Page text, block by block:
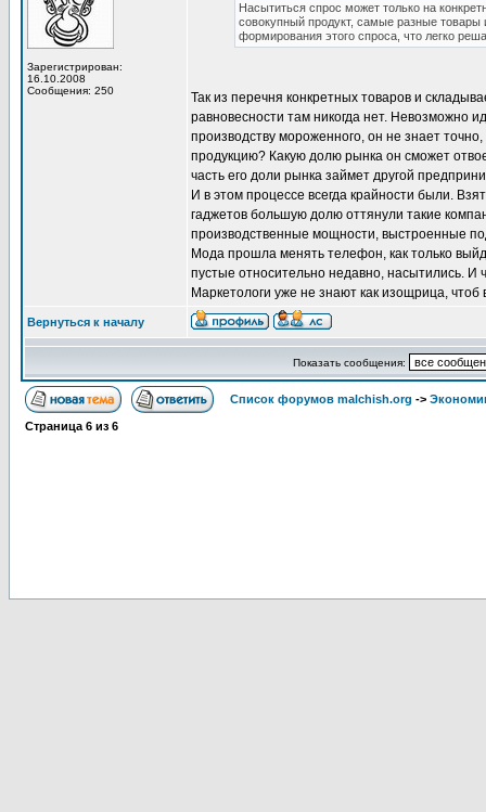
Зарегистрирован:
16.10.2008
Сообщения: 250
Насытиться спрос может только на
совокупный продукт, самые разные товары
формирования этого спроса, что легко
Так из перечня конкретных товаров и
равновесности там никогда нет. Невозможно
производству мороженного, он не знает
продукцию? Какую долю рынка он сможет
часть его доли рынка займет другой
И в этом процессе всегда крайности были.
гаджетов большую долю оттянули такие
производственные мощности, выстроенные
Мода прошла менять телефон, как только
пустые относительно недавно, насытились.
Маркетологи уже не знают как изощрица, чтоб
Вернуться к началу
Показать сообщения:
Список форумов malchish.org ->
Страница 6 из 6